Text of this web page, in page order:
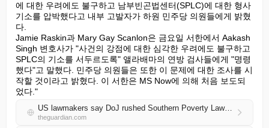
에 대한 우려에도 불구하고 남부빈곤법센터(SPLC)에 대한 형사
기소를 압박했다고 내부 고발자가 하원 민주당 의원들에게 밝혔
다.
Jamie Raskin과 Mary Gay Scanlon은 금요일 서한에서 Aakash
Singh 변호사가 "사건의 강점에 대한 심각한 우려에도 불구하고
SPLC의 기소를 서두르도록" 앨라배마의 연방 검사들에게 "명령
했다"고 말했다. 민주당 의원들은 또한 이 문제에 대한 조사를 시
작할 것이라고 밝혔다. 이 서한은 MS Now에 의해 처음 보도되
었다."
US lawmakers say DoJ rushed Southern Poverty Law Center indictment, citing whistleblower
theguardian.com